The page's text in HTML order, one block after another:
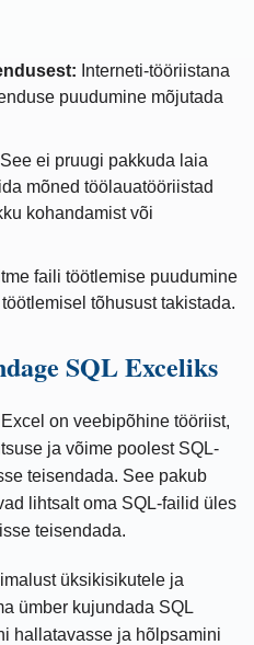
Interneti-tööriistana
puudumine mõjutada
See ei pruugi pakkuda laia
mõned töölauatööriistad
kohandamist või
faili töötlemise puudumine
tõhusust takistada.
SQL Exceliks
on veebipõhine tööriist,
ja võime poolest SQL-
teisendada. See pakub
lihtsalt oma SQL-failid üles
teisendada.
üksikisikutele ja
ümber kujundada SQL
hallatavasse ja hõlpsamini